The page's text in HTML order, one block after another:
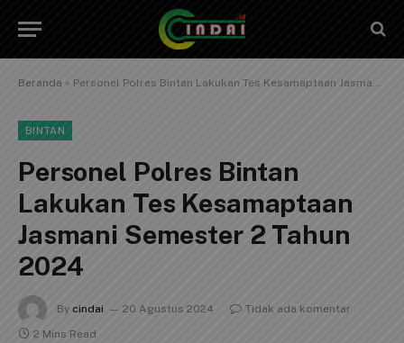
Beranda » Personel Polres Bintan Lakukan Tes Kesamaptaan Jasmani Semester 2 Tahun 2024
BINTAN
Personel Polres Bintan
Lakukan Tes Kesamaptaan
Jasmani Semester 2 Tahun
2024
By cindai 20 Agustus 2024
Tidak ada komentar
2 Mins Read